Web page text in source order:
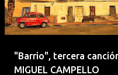
"Barrio", tercera
MIGUEL CAMPELLO